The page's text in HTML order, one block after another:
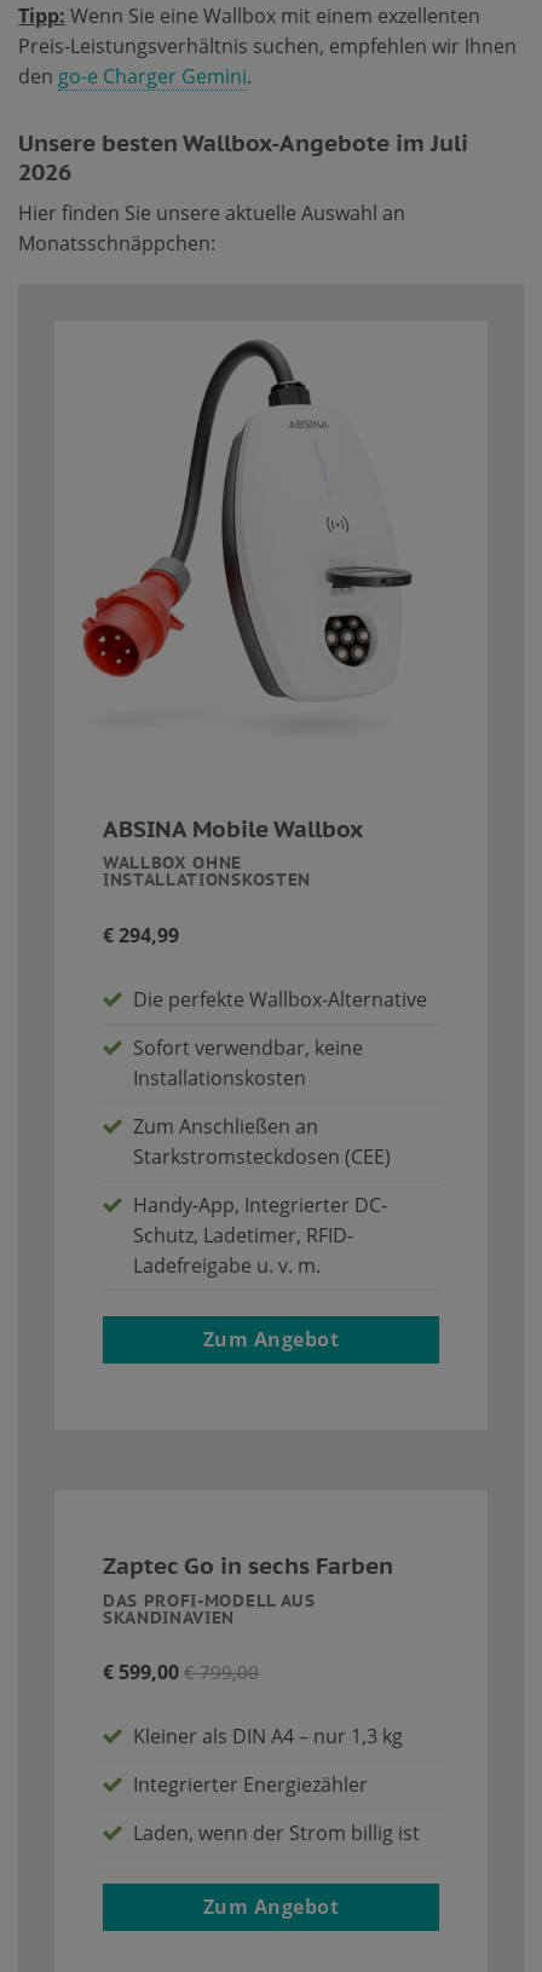
Tipp: Wenn Sie eine Wallbox mit einem exzellenten
Preis-Leistungsverhältnis suchen, empfehlen wir Ihnen
den go-e Charger Gemini.
Unsere besten Wallbox-Angebote im Juli
2026
Hier finden Sie unsere aktuelle Auswahl an
Monatsschnäppchen:
ABSINA Mobile Wallbox
WALLBOX OHNE
INSTALLATIONSKOSTEN
€ 294,99
Die perfekte Wallbox-Alternative
Sofort verwendbar, keine
Installationskosten
Zum Anschließen an
Starkstromsteckdosen (CEE)
Handy-App, Integrierter DC-
Schutz, Ladetimer, RFID-
Ladefreigabe u. v. m.
Zum Angebot
Zaptec Go in sechs Farben
DAS PROFI-MODELL AUS
SKANDINAVIEN
€ 599,00 € 799,00
Kleiner als DIN A4 – nur 1,3 kg
Integrierter Energiezähler
Laden, wenn der Strom billig ist
Zum Angebot